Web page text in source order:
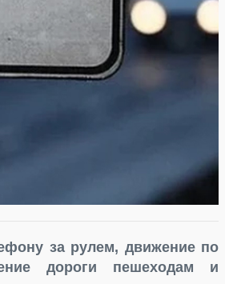
за рулем, движение по
дороги пешеходам и